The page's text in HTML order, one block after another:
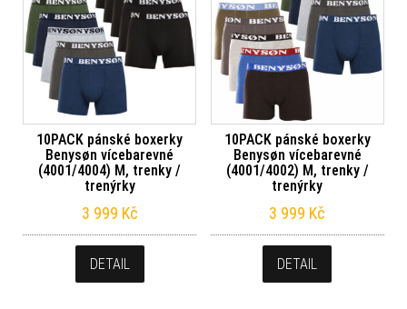
10PACK pánské boxerky
Benysøn vícebarevné
(4001/4004) M, trenky /
trenýrky
3 999 Kč
DETAIL
10PACK pánské boxerky
Benysøn vícebarevné
(4001/4002) M, trenky /
trenýrky
3 999 Kč
DETAIL